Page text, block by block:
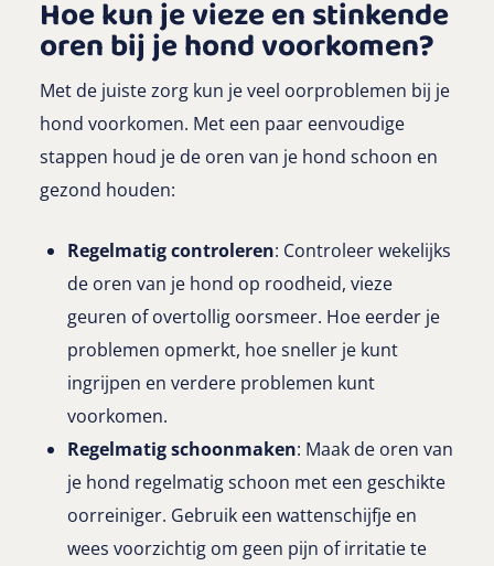
Hoe kun je vieze en stinkende
oren bij je hond voorkomen?
Met de juiste zorg kun je veel oorproblemen bij je
hond voorkomen. Met een paar eenvoudige
stappen houd je de oren van je hond schoon en
gezond houden:
Regelmatig controleren: Controleer wekelijks
de oren van je hond op roodheid, vieze
geuren of overtollig oorsmeer. Hoe eerder je
problemen opmerkt, hoe sneller je kunt
ingrijpen en verdere problemen kunt
voorkomen.
Regelmatig schoonmaken: Maak de oren van
je hond regelmatig schoon met een geschikte
oorreiniger. Gebruik een wattenschijfje en
wees voorzichtig om geen pijn of irritatie te